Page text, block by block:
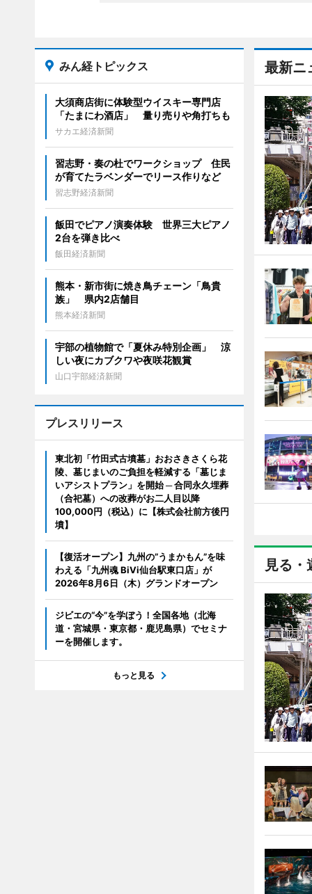
最新ニ
見る・
みん経トピックス
大須商店街に体験型ウイスキー専門店
「たまにわ酒店」 量り売りや角打ちも
サカエ経済新聞
習志野・奏の杜でワークショップ 住民
が育てたラベンダーでリース作りなど
習志野経済新聞
飯田でピアノ演奏体験 世界三大ピアノ
2台を弾き比べ
飯田経済新聞
熊本・新市街に焼き鳥チェーン「鳥貴
族」 県内2店舗目
熊本経済新聞
宇部の植物館で「夏休み特別企画」 涼
しい夜にカブクワや夜咲花観賞
山口宇部経済新聞
プレスリリース
東北初「竹田式古墳墓」おおさきさくら花
陵、墓じまいのご負担を軽減する「墓じま
いアシストプラン」を開始 ─ 合同永久埋葬
（合祀墓）への改葬がお二人目以降
100,000円（税込）に【株式会社前方後円
墳】
【復活オープン】九州の”うまかもん”を味
わえる「九州魂 BiVi仙台駅東口店」が
2026年8月6日（木）グランドオープン
ジビエの“今”を学ぼう！全国各地（北海
道・宮城県・東京都・鹿児島県）でセミナ
ーを開催します。
もっと見る